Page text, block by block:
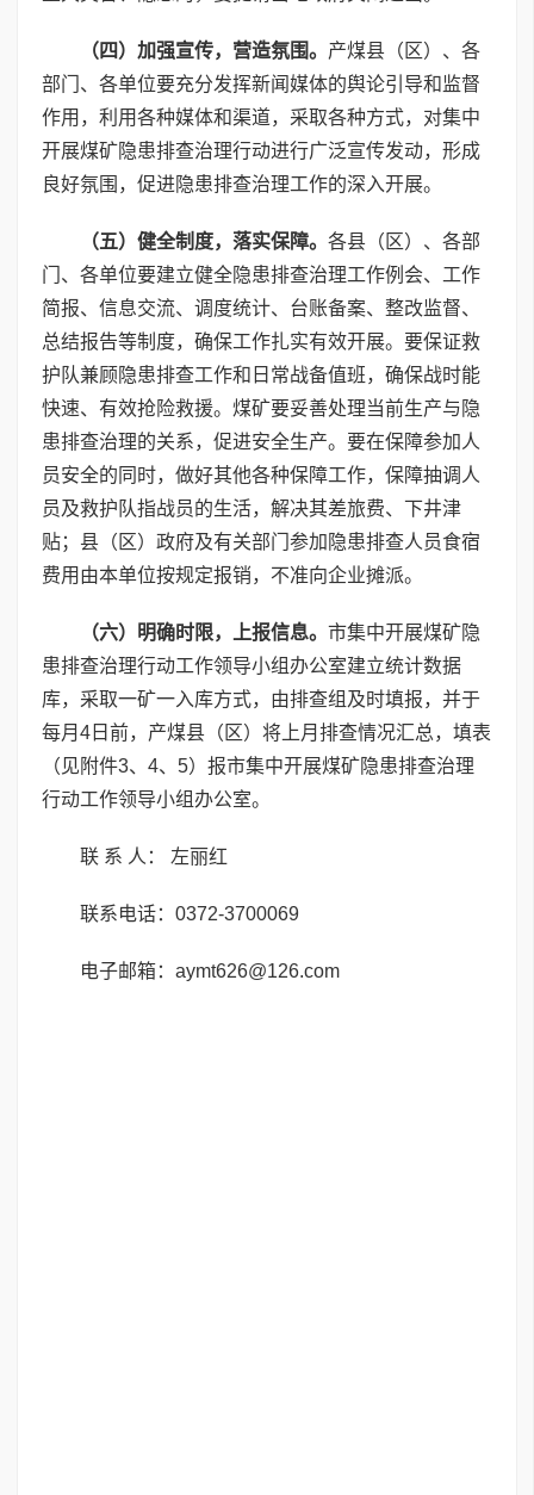
（四）加强宣传，营造氛围。 产煤县（区）、各
部门、各单位要充分发挥新闻媒体的舆论引导和监督
作用，利用各种媒体和渠道，采取各种方式，对集中
开展煤矿隐患排查治理行动进行广泛宣传发动，形成
良好氛围，促进隐患排查治理工作的深入开展。
（五）健全制度，落实保障。 各县（区）、各部
门、各单位要建立健全隐患排查治理工作例会、工作
简报、信息交流、调度统计、台账备案、整改监督、
总结报告等制度，确保工作扎实有效开展。要保证救
护队兼顾隐患排查工作和日常战备值班，确保战时能
快速、有效抢险救援。煤矿要妥善处理当前生产与隐
患排查治理的关系，促进安全生产。要在保障参加人
员安全的同时，做好其他各种保障工作，保障抽调人
员及救护队指战员的生活，解决其差旅费、下井津
贴；县（区）政府及有关部门参加隐患排查人员食宿
费用由本单位按规定报销，不准向企业摊派。
（六）明确时限，上报信息。 市集中开展煤矿隐
患排查治理行动工作领导小组办公室建立统计数据
库，采取一矿一入库方式，由排查组及时填报，并于
每月4日前，产煤县（区）将上月排查情况汇总，填表
（见附件3、4、5）报市集中开展煤矿隐患排查治理
行动工作领导小组办公室。
联 系 人： 左丽红
联系电话：0372-3700069
电子邮箱：aymt626@126.com